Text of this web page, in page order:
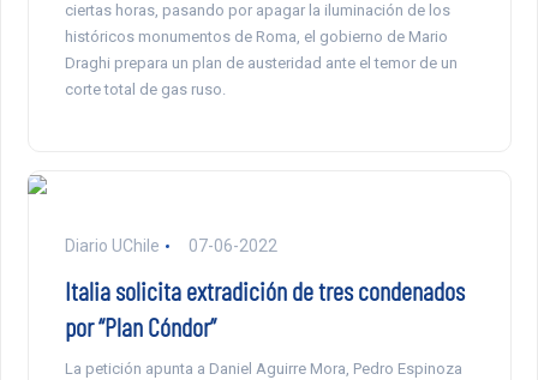
ciertas horas, pasando por apagar la iluminación de los
históricos monumentos de Roma, el gobierno de Mario
Draghi prepara un plan de austeridad ante el temor de un
corte total de gas ruso.
Diario UChile 07-06-2022
Italia solicita extradición de tres condenados
por “Plan Cóndor”
La petición apunta a Daniel Aguirre Mora, Pedro Espinoza